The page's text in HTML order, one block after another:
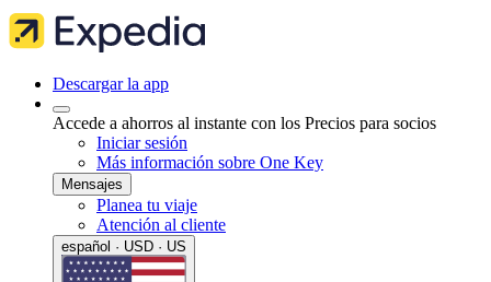
Descargar la app
Accede a ahorros al instante con los Precios para socios
Iniciar sesión
Más información sobre One Key
Mensajes
Planea tu viaje
Atención al cliente
español · USD · US